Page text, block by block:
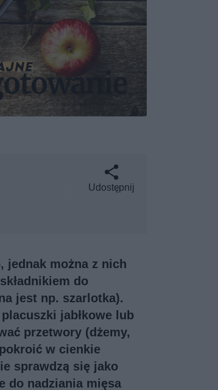
Udostępnij
jednak można z nich
do
jest np. szarlotka).
jabłkowe lub
przetwory (dżemy,
w cienkie
sprawdzą się jako
do nadziania mięsa